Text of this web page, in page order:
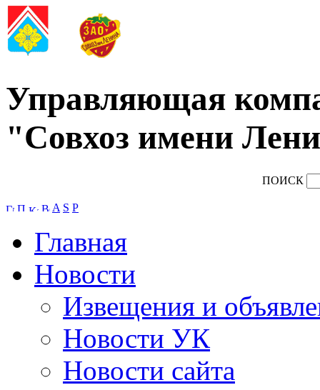
Управляющая
"Совхоз имени
ПОИСК
A S P
Главная
Новости
Извещения и
Новости УК
Новости сайта